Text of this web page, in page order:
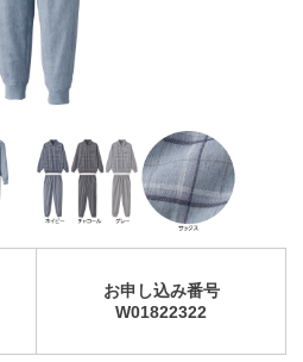
お申し込み番号
W01822322